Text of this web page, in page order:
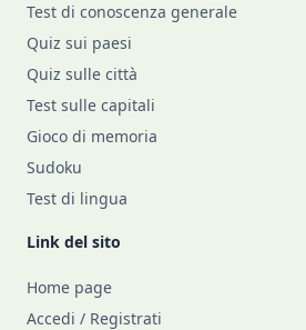
Test di conoscenza generale
Quiz sui paesi
Quiz sulle città
Test sulle capitali
Gioco di memoria
Sudoku
Test di lingua
Link del sito
Home page
Accedi / Registrati